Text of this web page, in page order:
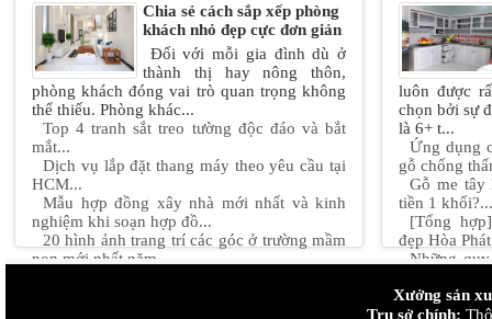
Chia sẻ cách sắp xếp phòng
khách nhỏ đẹp cực đơn giản
Đối với mỗi gia đình dù ở
thành thị hay nông thôn,
phòng khách đóng vai trò quan trọng không
thể thiếu. Phòng khác...
Top 4 tranh sắt treo tường độc đáo và bắt
mắt...
Dịch vụ lắp đặt thang máy theo yêu cầu tại
HCM...
Mẫu hợp đồng xây nhà mới nhất và kinh
nghiệm khi soạn hợp đồ...
20 hình ảnh trang trí các góc ở trường mầm
non mới nhất năm ...
luôn được
chọn bởi sự
là 6+ t...
Ứng dụng
gỗ chống
Gỗ me tây
tiền 1 khối?...
[Tổng
đẹp Hòa
Những
Thiết kế
đan....
Xưởng sản
Trụ sở chính: